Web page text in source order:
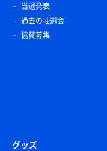
当選発表
過去の抽選会
協賛募集
グッズ